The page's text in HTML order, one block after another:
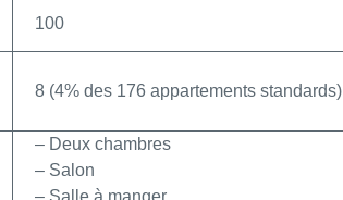
100
8 (4% des 176 appartements standards)
– Deux chambres
– Salon